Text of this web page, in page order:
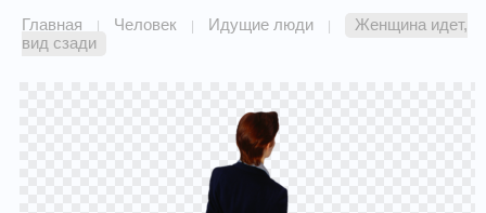
Главная | Человек | Идущие люди |
Женщина идет,
вид сзади